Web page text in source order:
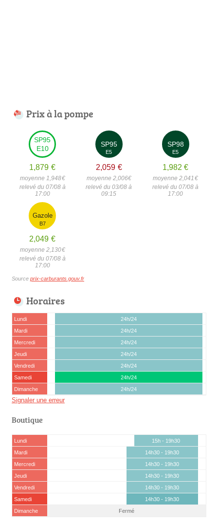
Prix à la pompe
SP95
E10
1,879 €
moyenne 1,948€
relevé du 07/08 à
17:00
SP95
E5
2,059 €
moyenne 2,006€
relevé du 03/08 à
09:15
SP98
E5
1,982 €
moyenne 2,041€
relevé du 07/08 à
17:00
Gazole
B7
2,049 €
moyenne 2,130€
relevé du 07/08 à
17:00
Source prix-carburants.gouv.fr
Horaires
Lundi
24h/24
Mardi
24h/24
Mercredi
24h/24
Jeudi
24h/24
Vendredi
24h/24
Samedi
24h/24
Dimanche
24h/24
Signaler une erreur
Boutique
Lundi
15h - 19h30
Mardi
14h30 - 19h30
Mercredi
14h30 - 19h30
Jeudi
14h30 - 19h30
Vendredi
14h30 - 19h30
Samedi
14h30 - 19h30
Dimanche
Fermé